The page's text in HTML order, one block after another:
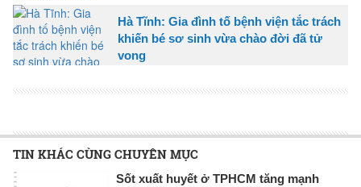
Hà Tĩnh: Gia đình tố bệnh viện tắc trách
khiến bé sơ sinh vừa chào đời đã tử
vong
TIN KHÁC CÙNG CHUYÊN MỤC
Sốt xuất huyết ở TPHCM tăng mạnh